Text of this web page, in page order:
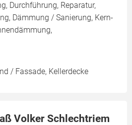
Durchführung, Reparatur,
Dämmung / Sanierung, Kern-
/ Fassade, Kellerdecke
Volker Schlechtriem